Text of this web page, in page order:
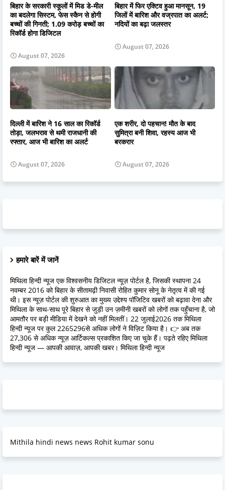
बिहार के सरकारी स्कूलों में मिड डे-मील
का बदलेगा सिस्टम, फेस स्कैन से होगी
बच्चों की गिनती; 1.09 करोड़ बच्चों का
रिकॉर्ड होगा डिजिटल
August 07, 2026
बिहार में फिर एक्टिव हुआ मानसून, 19
जिलों में बारिश और वज्रपात का अलर्ट;
नदियों का बढ़ा जलस्तर
August 07, 2026
दिल्ली में बारिश ने 16 साल का रिकॉर्ड
तोड़ा, जलभराव से थमी राजधानी की
रफ्तार, आज भी बारिश का अलर्ट
August 07, 2026
एक शरीर, दो पहचान! मौत के बाद
सुमित्रा बनी शिवा, रहस्य आज भी
बरकरार
August 07, 2026
हमारे बारें में जानें
मिथिला हिन्दी न्यूज एक विश्वसनीय डिजिटल न्यूज़ पोर्टल है, जिसकी स्थापना 24
नवम्बर 2016 को बिहार के सीतामढ़ी निवासी रोहित कुमार सोनू के नेतृत्व में की गई
थी। इस न्यूज़ पोर्टल की शुरुआत का मुख्य उद्देश्य पॉजिटिव खबरों को बढ़ावा देना और
मिथिला के साथ-साथ पूरे बिहार से जुड़ी उन ज़मीनी खबरों को लोगों तक पहुँचाना है, जो
आमतौर पर बड़ी मीडिया में देखने को नहीं मिलतीं। 22 जुलाई2026 तक मिथिला
हिन्दी न्यूज पर कुल 2265296से अधिक लोगों ने विज़िट किया है। 👉 अब तक
27,306 से अधिक न्यूज़ आर्टिकल्स प्रकाशित किए जा चुके हैं। पढ़ते रहिए मिथिला
हिन्दी न्यूज — आपकी आवाज़, आपकी खबर। मिथिला हिन्दी न्यूज
Mithila hindi news news Rohit kumar sonu